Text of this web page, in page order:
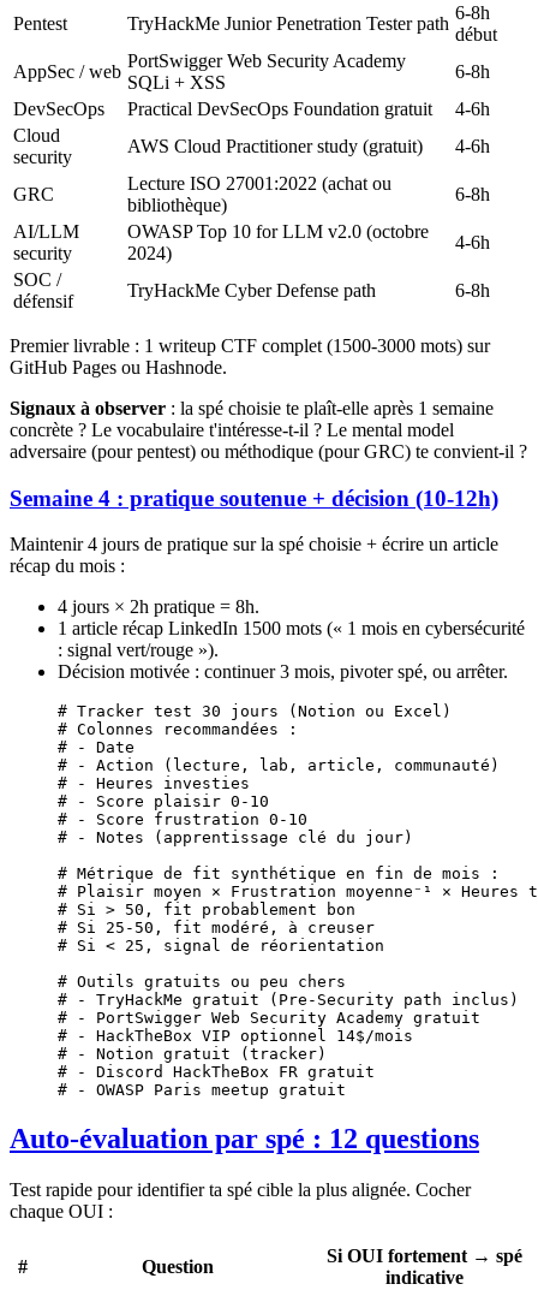
Pentest
TryHackMe Junior Penetration Tester path
6-8h
début
AppSec / web
PortSwigger Web Security Academy
SQLi + XSS
6-8h
DevSecOps
Practical DevSecOps Foundation gratuit
4-6h
Cloud
security
AWS Cloud Practitioner study (gratuit) 4-6h
GRC
Lecture ISO 27001:2022 (achat ou
bibliothèque)
6-8h
AI/LLM
security
OWASP Top 10 for LLM v2.0 (octobre
2024)
4-6h
SOC /
défensif
TryHackMe Cyber Defense path 6-8h
Premier livrable : 1 writeup CTF complet (1500-3000 mots) sur
GitHub Pages ou Hashnode.
Signaux à observer : la spé choisie te plaît-elle après 1 semaine
concrète ? Le vocabulaire t'intéresse-t-il ? Le mental model
adversaire (pour pentest) ou méthodique (pour GRC) te convient-il ?
Semaine 4 : pratique soutenue + décision (10-12h)
Maintenir 4 jours de pratique sur la spé choisie + écrire un article
récap du mois :
4 jours × 2h pratique = 8h.
1 article récap LinkedIn 1500 mots (« 1 mois en cybersécurité
: signal vert/rouge »).
Décision motivée : continuer 3 mois, pivoter spé, ou arrêter.
# Tracker test 30 jours (Notion ou Excel)
# Colonnes recommandées :
# - Date
# - Action (lecture, lab, article, communauté)
# - Heures investies
# - Score plaisir 0-10
# - Score frustration 0-10
# - Notes (apprentissage clé du jour)
# Métrique de fit synthétique en fin de mois :
# Plaisir moyen × Frustration moyenne⁻¹ × Heures
# Si > 50, fit probablement bon
# Si 25-50, fit modéré, à creuser
# Si < 25, signal de réorientation
# Outils gratuits ou peu chers
# - TryHackMe gratuit (Pre-Security path inclus)
# - PortSwigger Web Security Academy gratuit
# - HackTheBox VIP optionnel 14$/mois
# - Notion gratuit (tracker)
# - Discord HackTheBox FR gratuit
# - OWASP Paris meetup gratuit
Auto-évaluation par spé : 12 questions
Test rapide pour identifier ta spé cible la plus alignée. Cocher
chaque OUI :
# Question
Si OUI fortement → spé
indicative